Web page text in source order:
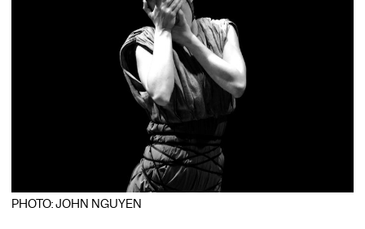
PHOTO: JOHN NGUYEN
COOKIE-EINSTELLUNGEN